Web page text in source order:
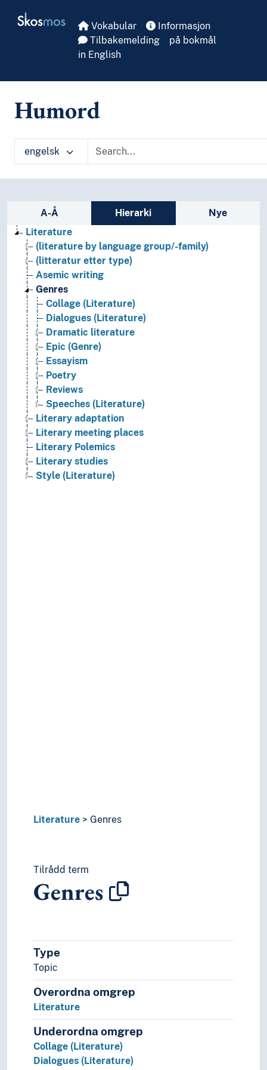
Skosmos Vokabular
Informasjon
Tilbakemelding
på bokmål
in English
Humord
engelsk
Sidefelt: navigér i vokabularet
A-Å Hierarki
Nye
Literature
(literature by language group/-family)
(litteratur etter type)
Asemic writing
Genres
Collage (Literature)
Dialogues (Literature)
Dramatic literature
Epic (Genre)
Essayism
Poetry
Reviews
Speeches (Literature)
Literary adaptation
Literary meeting places
Literary Polemics
Literary studies
Style (Literature)
Literature Genres
Tilrådd term
Genres
Type
Topic
Overordna omgrep
Literature
Underordna omgrep
Collage (Literature)
Dialogues (Literature)